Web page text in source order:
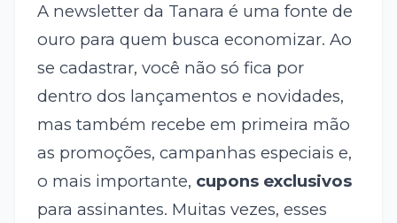
A newsletter da Tanara é uma fonte de
ouro para quem busca economizar. Ao
se cadastrar, você não só fica por
dentro dos lançamentos e novidades,
mas também recebe em primeira mão
as promoções, campanhas especiais e,
o mais importante, cupons exclusivos
para assinantes. Muitas vezes, esses